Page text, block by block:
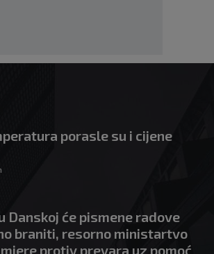
porasle su i cijene
Danskoj će pismene radove
braniti, resorno ministartvo
protiv prevara uz pomoć